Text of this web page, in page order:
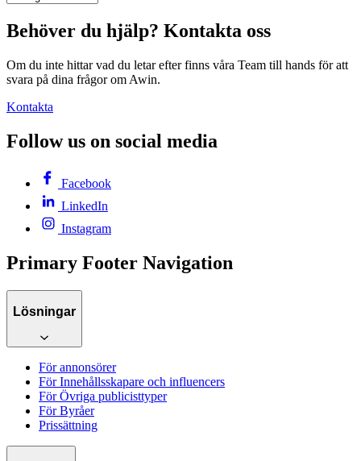
Behöver du hjälp? Kontakta oss
Om du inte hittar vad du letar efter finns våra Team till hands för att
svara på dina frågor om Awin.
Kontakta
Follow us on social media
Facebook
LinkedIn
Instagram
Primary Footer Navigation
Lösningar
För annonsörer
För Innehållsskapare och influencers
För Övriga publicisttyper
För Byråer
Prissättning